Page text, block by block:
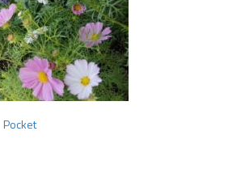
Pocket